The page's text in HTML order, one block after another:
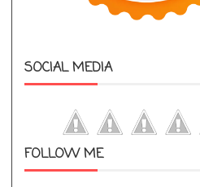
SOCIAL MEDIA
FOLLOW ME